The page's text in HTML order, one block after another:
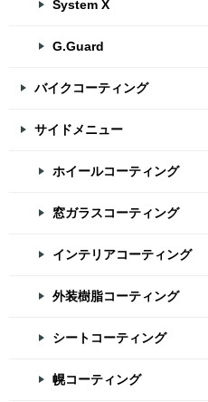
System X
G.Guard
バイクコーティング
サイドメニュー
ホイールコーティング
窓ガラスコーティング
インテリアコーティング
外装樹脂コーティング
シートコーティング
幌コーティング